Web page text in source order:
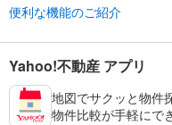
便利な機能のご紹介
Yahoo!不動産 アプリ
地図でサクッと物件
物件比較が手軽にで